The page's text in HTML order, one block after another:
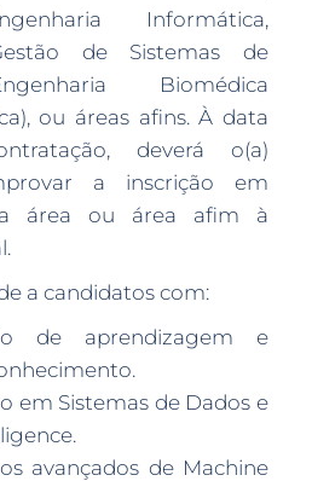
Informática,
de Sistemas de
Biomédica
ou áreas afins. À data
deverá o(a)
a inscrição em
área ou área afim à
a candidatos com:
de aprendizagem e
em Sistemas de Dados e
avançados de Machine